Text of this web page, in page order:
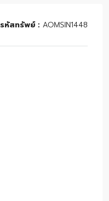
รหัสทรัพย์ : AOMSIN1448